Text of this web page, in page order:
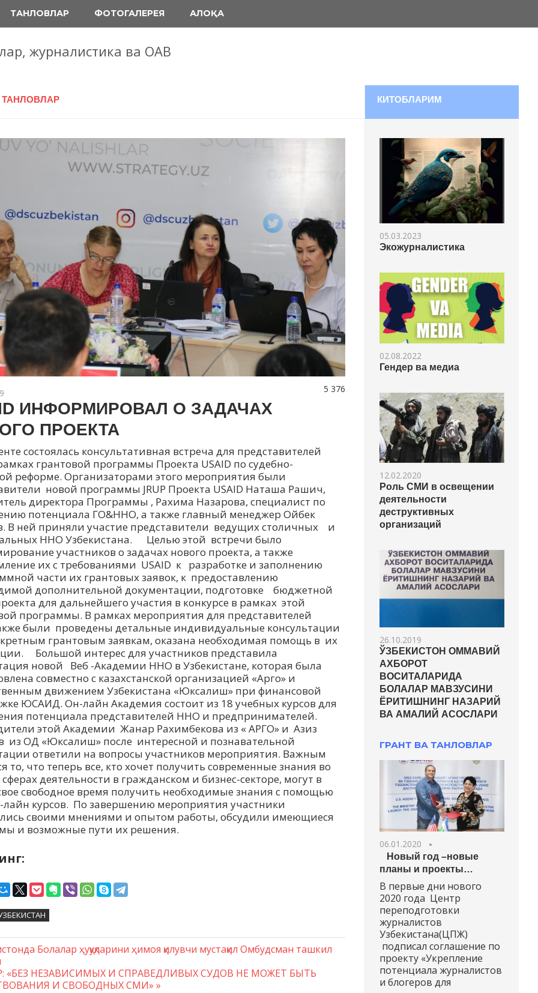
ТАНЛОВЛАР ФОТОГАЛЕРЕЯ АЛОҚА
журналистика ва ОАВ
ТАНЛОВЛАР
5 376
ИНФОРМИРОВАЛ О ЗАДАЧАХ
ПРОЕКТА
состоялась консультативная встреча для представителей
грантовой программы Проекта USAID по судебно-
реформе. Организаторами этого мероприятия были
новой программы JRUP Проекта USAID Наташа Рашич,
директора Программы , Рахима Назарова, специалист по
потенциала ГО&ННО, а также главный менеджер Ойбек
В ней приняли участие представители ведущих столичных и
ННО Узбекистана. Целью этой встречи было
участников о задачах нового проекта, а также
их с требованиями USAID к разработке и заполнению
части их грантовых заявок, к предоставлению
дополнительной документации, подготовке бюджетной
для дальнейшего участия в конкурсе в рамках этой
программы. В рамках мероприятия для представителей
были проведены детальные индивидуальные консультации
грантовым заявкам, оказана необходимая помощь в их
Большой интерес для участников представила
новой Веб -Академии ННО в Узбекистане, которая была
совместно с казахстанской организацией «Арго» и
движением Узбекистана «Юксалиш» при финансовой
ЮСАИД. Он-лайн Академия состоит из 18 учебных курсов для
потенциала представителей ННО и предпринимателей.
этой Академии Жанар Рахимбекова из « АРГО» и Азиз
из ОД «Юксалиш» после интересной и познавательной
ответили на вопросы участников мероприятия. Важным
то, что теперь все, кто хочет получить современные знания во
деятельности в гражданском и бизнес-секторе, могут в
свободное время получить необходимые знания с помощью
лайн курсов. По завершению мероприятия участники
своими мнениями и опытом работы, обсудили имеющиеся
и возможные пути их решения.
Болалар ҳуқуқларини ҳимоя қилувчи мустақил Омбудсман ташкил
«БЕЗ НЕЗАВИСИМЫХ И СПРАВЕДЛИВЫХ СУДОВ НЕ МОЖЕТ БЫТЬ
И СВОБОДНЫХ СМИ»
КИТОБЛАРИМ
05.03.2023
Экожурналистика
02.08.2022
Гендер ва медиа
12.02.2020
Роль СМИ в освещении
деятельности
деструктивных
организаций
26.10.2019
ЎЗБЕКИСТОН ОММАВИЙ
АХБОРОТ
ВОСИТАЛАРИДА
БОЛАЛАР МАВЗУСИНИ
ЁРИТИШНИНГ НАЗАРИЙ
ВА АМАЛИЙ АСОСЛАРИ
ГРАНТ ВА ТАНЛОВЛАР
06.01.2020
Новый год –новые
планы и проекты…
В первые дни нового
2020 года Центр
переподготовки
журналистов
Узбекистана(ЦПЖ)
подписал соглашение по
проекту «Укрепление
потенциала журналистов
и блогеров для